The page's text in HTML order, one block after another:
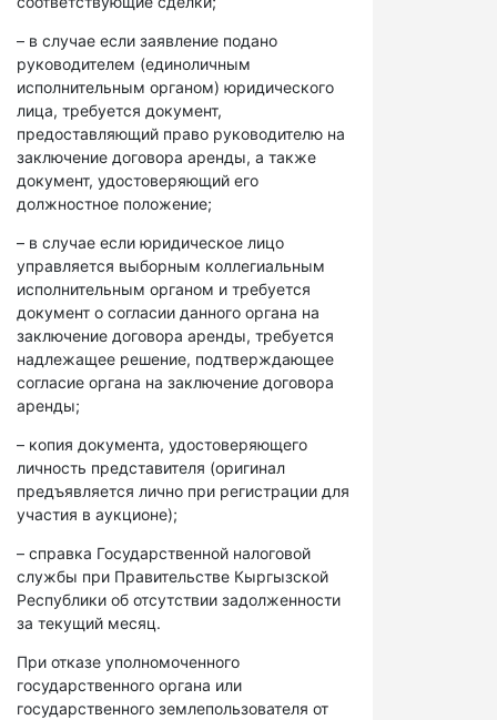
– в случае если заявление подано
руководителем (единоличным
исполнительным органом) юридического
лица, требуется документ,
предоставляющий право руководителю на
заключение договора аренды, а также
документ, удостоверяющий его
должностное положение;
– в случае если юридическое лицо
управляется выборным коллегиальным
исполнительным органом и требуется
документ о согласии данного органа на
заключение договора аренды, требуется
надлежащее решение, подтверждающее
согласие органа на заключение договора
аренды;
– копия документа, удостоверяющего
личность представителя (оригинал
предъявляется лично при регистрации для
участия в аукционе);
– справка Государственной налоговой
службы при Правительстве Кыргызской
Республики об отсутствии задолженности
за текущий месяц.
При отказе уполномоченного
государственного органа или
государственного землепользователя от